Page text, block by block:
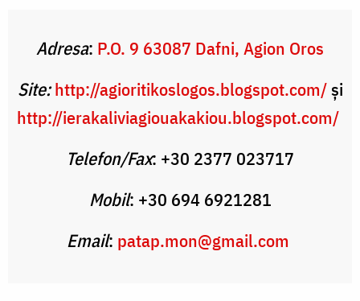
Adresa: P.O. 9 63087 Dafni, Agion Oros
Site:http://agioritikoslogos.blogspot.com/și
http://ierakaliviagiouakakiou.blogspot.com/
Telefon/Fax: +30 2377 023717
Mobil: +30 694 6921281
Email: patap.mon@gmail.com